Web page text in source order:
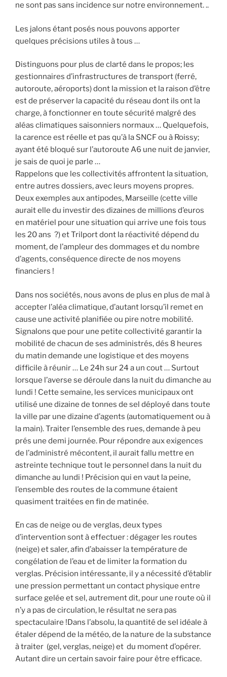
ne sont pas sans incidence sur notre environnement. ..
Les jalons étant posés nous pouvons apporter
quelques précisions utiles à tous …
Distinguons pour plus de clarté dans le propos; les
gestionnaires d’infrastructures de transport (ferré,
autoroute, aéroports) dont la mission et la raison d’être
est de préserver la capacité du réseau dont ils ont la
charge, à fonctionner en toute sécurité malgré des
aléas climatiques saisonniers normaux … Quelquefois,
la carence est réelle et pas qu’à la SNCF ou à Roissy;
ayant été bloqué sur l’autoroute A6 une nuit de janvier,
je sais de quoi je parle …
Rappelons que les collectivités affrontent la situation,
entre autres dossiers, avec leurs moyens propres.
Deux exemples aux antipodes, Marseille (cette ville
aurait elle du investir des dizaines de millions d’euros
en matériel pour une situation qui arrive une fois tous
les 20 ans ?) et Trilport dont la réactivité dépend du
moment, de l’ampleur des dommages et du nombre
d’agents, conséquence directe de nos moyens
financiers !
Dans nos sociétés, nous avons de plus en plus de mal à
accepter l’aléa climatique, d’autant lorsqu’il remet en
cause une activité planifiée ou pire notre mobilité.
Signalons que pour une petite collectivité garantir la
mobilité de chacun de ses administrés, dés 8 heures
du matin demande une logistique et des moyens
difficile à réunir … Le 24h sur 24 a un cout … Surtout
lorsque l’averse se déroule dans la nuit du dimanche au
lundi ! Cette semaine, les services municipaux ont
utilisé une dizaine de tonnes de sel déployé dans toute
la ville par une dizaine d’agents (automatiquement ou à
la main). Traiter l’ensemble des rues, demande à peu
prés une demi journée. Pour répondre aux exigences
de l’administré mécontent, il aurait fallu mettre en
astreinte technique tout le personnel dans la nuit du
dimanche au lundi ! Précision qui en vaut la peine,
l’ensemble des routes de la commune étaient
quasiment traitées en fin de matinée.
En cas de neige ou de verglas, deux types
d’intervention sont à effectuer : dégager les routes
(neige) et saler, afin d’abaisser la température de
congélation de l’eau et de limiter la formation du
verglas. Précision intéressante, il y a nécessité d’établir
une pression permettant un contact physique entre
surface gelée et sel, autrement dit, pour une route où il
n’y a pas de circulation, le résultat ne sera pas
spectaculaire !Dans l’absolu, la quantité de sel idéale à
étaler dépend de la météo, de la nature de la substance
à traiter (gel, verglas, neige) et du moment d’opérer.
Autant dire un certain savoir faire pour être efficace.